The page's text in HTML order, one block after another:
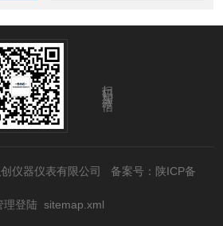
扫码加微信
仪器仪表有限公司 备案号：陕ICP备
理登陆 sitemap.xml